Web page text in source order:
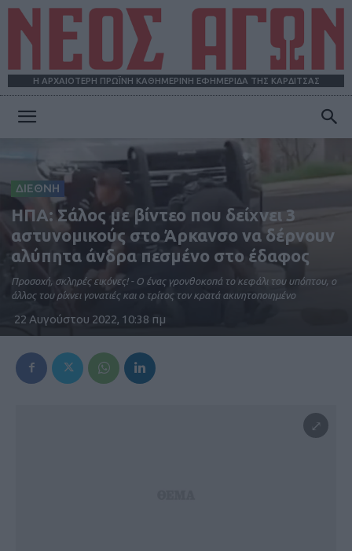
Η ΑΡΧΑΙΟΤΕΡΗ ΠΡΩΪΝΗ ΚΑΘΗΜΕΡΙΝΗ ΕΦΗΜΕΡΙΔΑ ΤΗΣ ΚΑΡΔΙΤΣΑΣ
ΔΙΕΘΝΗ
ΗΠΑ: Σάλος με βίντεο που δείχνει 3
αστυνομικούς στο Άρκανσο να δέρνουν
αλύπητα άνδρα πεσμένο στο έδαφος
Προσοχή, σκληρές εικόνες! - O ένας γρονθοκοπά το κεφάλι του υπόπτου, ο
άλλος του ρίχνει γονατιές και ο τρίτος τον κρατά ακινητοποιημένο
22 Αυγούστου 2022, 10:38 πμ